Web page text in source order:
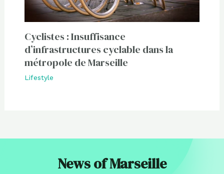
Cyclistes : Insuffisance
d’infrastructures cyclable dans la
métropole de Marseille
Lifestyle
News of Marseille